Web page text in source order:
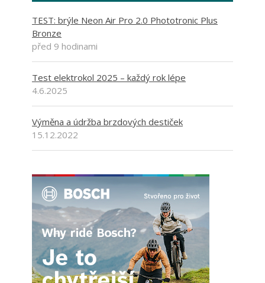
TEST: brýle Neon Air Pro 2.0 Phototronic Plus
Bronze
před 9 hodinami
Test elektrokol 2025 – každý rok lépe
4.6.2025
Výměna a údržba brzdových destiček
15.12.2022